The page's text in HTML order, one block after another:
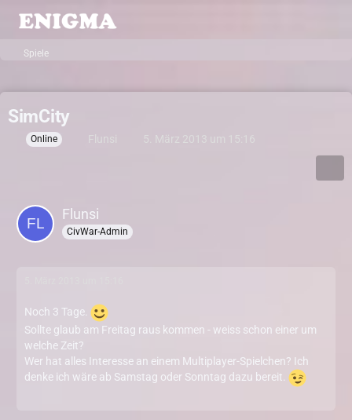
Spiele
SimCity
Online Flunsi 5. März 2013 um 15:16
Flunsi
CivWar-Admin
Noch 3 Tage.
Sollte glaub am Freitag raus kommen - weiss schon einer um
welche Zeit?
Wer hat alles Interesse an einem Multiplayer-Spielchen? Ich
denke ich wäre ab Samstag oder Sonntag dazu bereit.